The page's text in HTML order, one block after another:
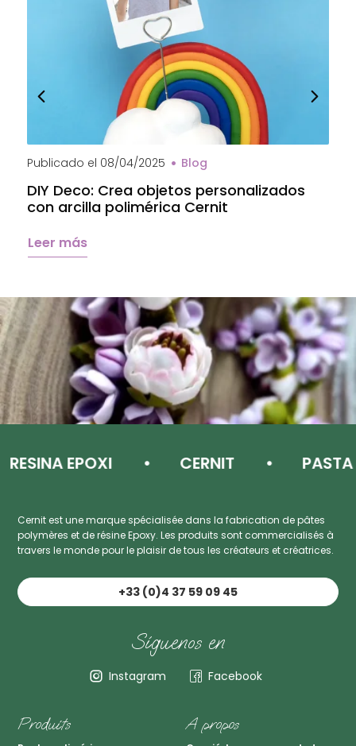
Publicado el 08/04/2025 Blog
DIY Deco: Crea objetos personalizados
con arcilla polimérica Cernit
Leer más
EPOXI CERNIT PASTA DE
Cernit est une marque spécialisée dans la fabrication de pâtes
polymères et de résine Epoxy. Les produits sont commercialisés à
travers le monde pour le plaisir de tous les créateurs et créatrices.
+33 (0)4 37 59 09 45
Síguenos en
Instagram Facebook
Produits A propos